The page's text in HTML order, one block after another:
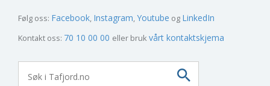
Følg oss: Facebook Instagram Youtube LinkedIn
Kontakt oss: 70 10 00 00 eller bruk vårt kontaktskjema